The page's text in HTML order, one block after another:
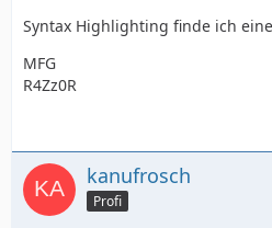
Syntax Highlighting finde ich
MFG
R4Zz0R
kanufrosch
Profi